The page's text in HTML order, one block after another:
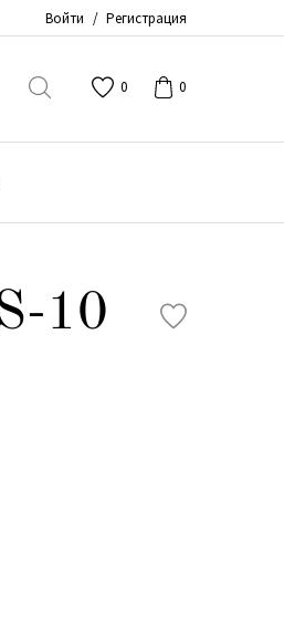
Войти / Регистрация
0 0
10